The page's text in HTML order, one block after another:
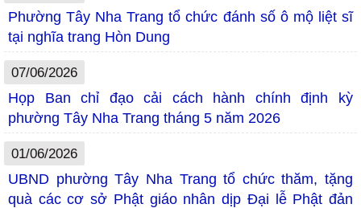
Phường Tây Nha Trang tổ chức đánh số ô mộ liệt sĩ
tại nghĩa trang Hòn Dung
07/06/2026
Họp Ban chỉ đạo cải cách hành chính định kỳ
phường Tây Nha Trang tháng 5 năm 2026
01/06/2026
UBND phường Tây Nha Trang tổ chức thăm, tặng
quà các cơ sở Phật giáo nhân dịp Đại lễ Phật đản